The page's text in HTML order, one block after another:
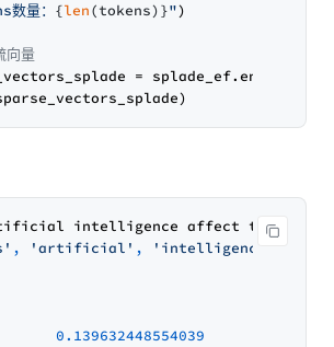
量： {len(tokens)}")
向量
, 'artificial' , 'intelligence'
0.139632448554039